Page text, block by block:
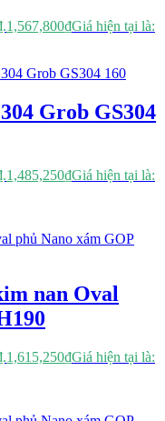
1,567,800₫Giá hiện tại là:
Grob GS304
1,485,250₫Giá hiện tại là:
nan Oval
1,615,250₫Giá hiện tại là: